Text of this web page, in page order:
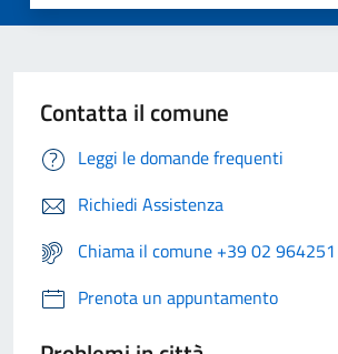
Contatta il comune
Leggi le domande frequenti
Richiedi Assistenza
Chiama il comune +39 02 964251
Prenota un appuntamento